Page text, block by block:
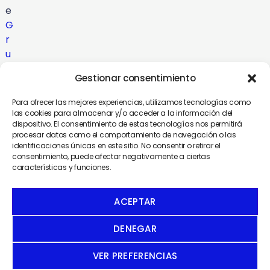
Gestionar consentimiento
Para ofrecer las mejores experiencias, utilizamos tecnologías como
las cookies para almacenar y/o acceder a la información del
dispositivo. El consentimiento de estas tecnologías nos permitirá
procesar datos como el comportamiento de navegación o las
identificaciones únicas en este sitio. No consentir o retirar el
consentimiento, puede afectar negativamente a ciertas
características y funciones.
ACEPTAR
DENEGAR
VER PREFERENCIAS
e
G
r
u
C
m